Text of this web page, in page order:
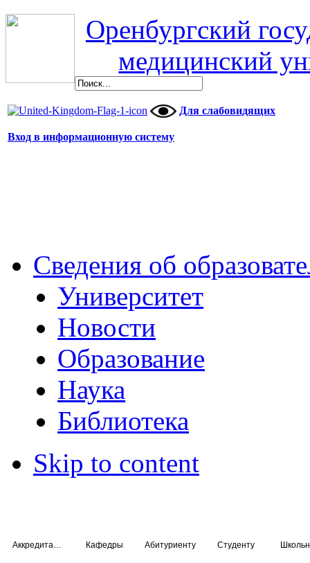
Оренбургский
медицинский
Для слабовидящих
Вход в информационную систему
Сведения об
Университет
Новости
Образование
Наука
Библиотека
Skip to content
Кафедры Абитуриенту Студенту